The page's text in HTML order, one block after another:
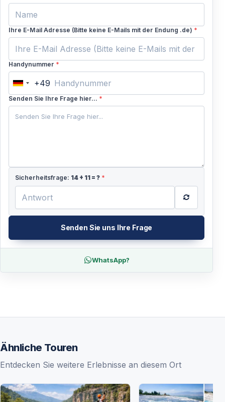
Ihre E-Mail Adresse (Bitte keine E-Mails mit der Endung .de) *
Handynummer *
Germany
+49
+49
Senden Sie Ihre Frage hier... *
Sicherheitsfrage: 14 + 11 = ? *
Senden Sie uns Ihre Frage
WhatsApp?
Ähnliche Touren
Entdecken Sie weitere Erlebnisse an diesem Ort